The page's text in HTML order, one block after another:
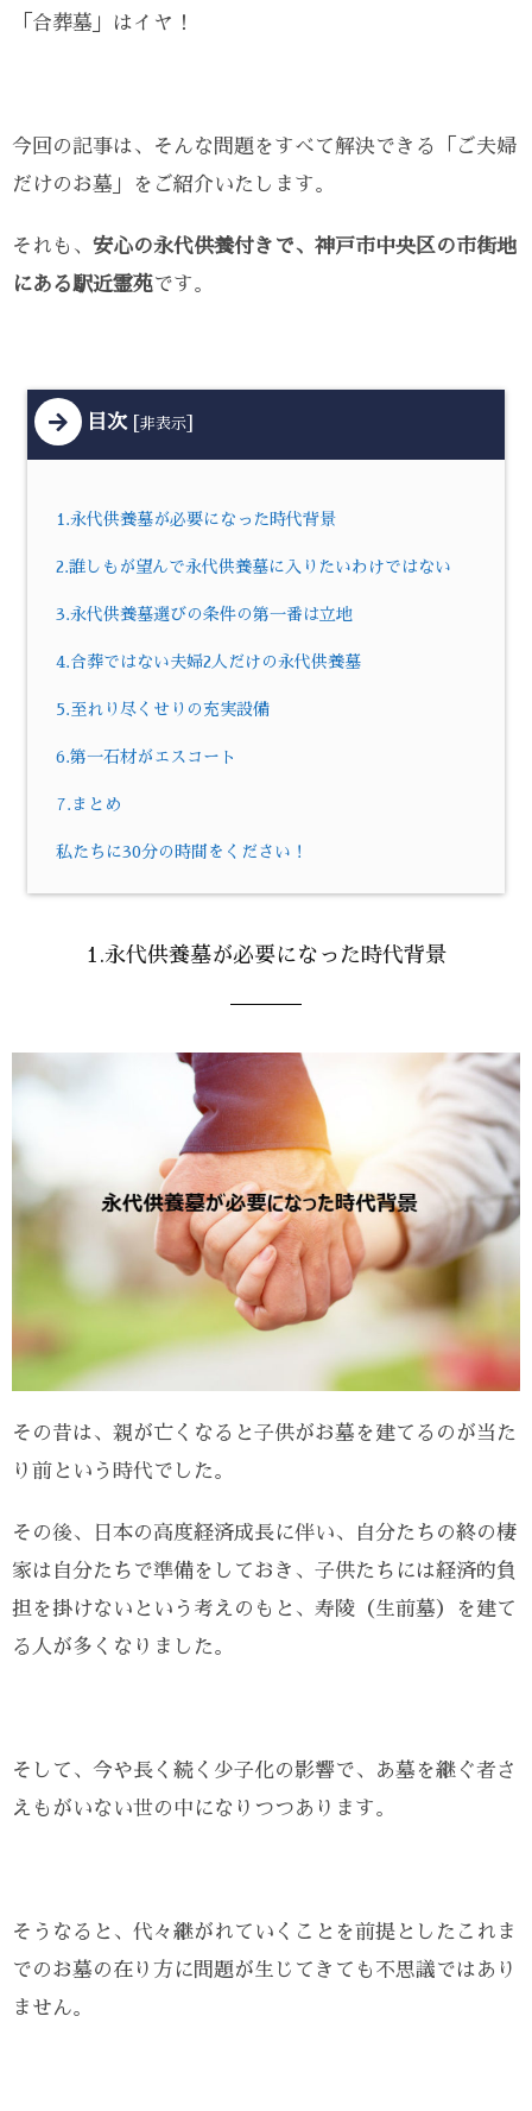
「合葬墓」はイヤ！
今回の記事は、そんな問題をすべて解決できる「ご夫婦
だけのお墓」をご紹介いたします。
それも、 安心の永代供養付きで、神戸市中央区の市街地
にある駅近霊苑です。
目次 非表示
1.永代供養墓が必要になった時代背景
2.誰しもが望んで永代供養墓に入りたいわけではない
3.永代供養墓選びの条件の第一番は立地
4.合葬ではない夫婦2人だけの永代供養墓
5.至れり尽くせりの充実設備
6.第一石材がエスコート
7.まとめ
私たちに30分の時間をください！
1.永代供養墓が必要になった時代背景
その昔は、親が亡くなると子供がお墓を建てるのが当た
り前という時代でした。
その後、日本の高度経済成長に伴い、自分たちの終の棲
家は自分たちで準備をしておき、子供たちには経済的負
担を掛けないという考えのもと、寿陵（生前墓）を建て
る人が多くなりました。
そして、今や長く続く少子化の影響で、あ墓を継ぐ者さ
えもがいない世の中になりつつあります。
そうなると、代々継がれていくことを前提としたこれま
でのお墓の在り方に問題が生じてきても不思議ではあり
ません。